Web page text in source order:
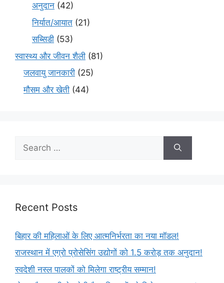
अनुदान (42)
निर्यात/आयात (21)
सब्सिडी (53)
स्वास्थ्य और जीवन शैली (81)
जलवायु जानकारी (25)
मौसम और खेती (44)
Recent Posts
बिहार की महिलाओं के लिए आत्मनिर्भरता का नया मॉडल!
राजस्थान में एग्रो प्रोसेसिंग उद्योगों को 1.5 करोड़ तक अनुदान!
स्वदेशी नस्ल पालकों को मिलेगा राष्ट्रीय सम्मान!